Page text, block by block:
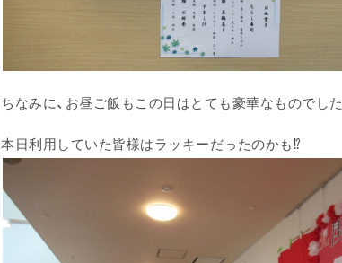
ちなみに、お昼ご飯もこの日はとても豪華なものでした
本日利用していた皆様はラッキーだったのかも⁉